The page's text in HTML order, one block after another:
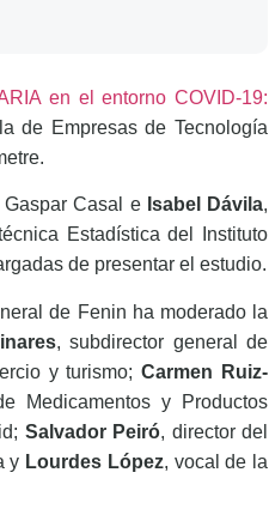
en el entorno COVID-19:
de Empresas de Tecnología
Casal e Isabel Dávila,
Estadística del Instituto
de presentar el estudio.
de Fenin ha moderado la
, subdirector general de
y turismo;Carmen Ruiz-
Medicamentos y Productos
Salvador Peiró, director del
y Lourdes López, vocal de la